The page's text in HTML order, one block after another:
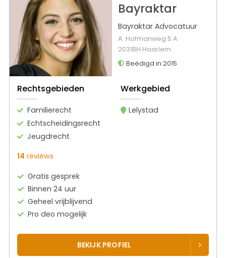
Bayraktar
Bayraktar Advocatuur
A. Hofmanweg 5 A
2031BH Haarlem
Beëdigd in 2015
Rechtsgebieden
Familierecht
Echtscheidingsrecht
Jeugdrecht
Werkgebied
Lelystad
14 reviews
Gratis gesprek
Binnen 24 uur
Geheel vrijblijvend
Pro deo mogelijk
BEKIJK PROFIEL